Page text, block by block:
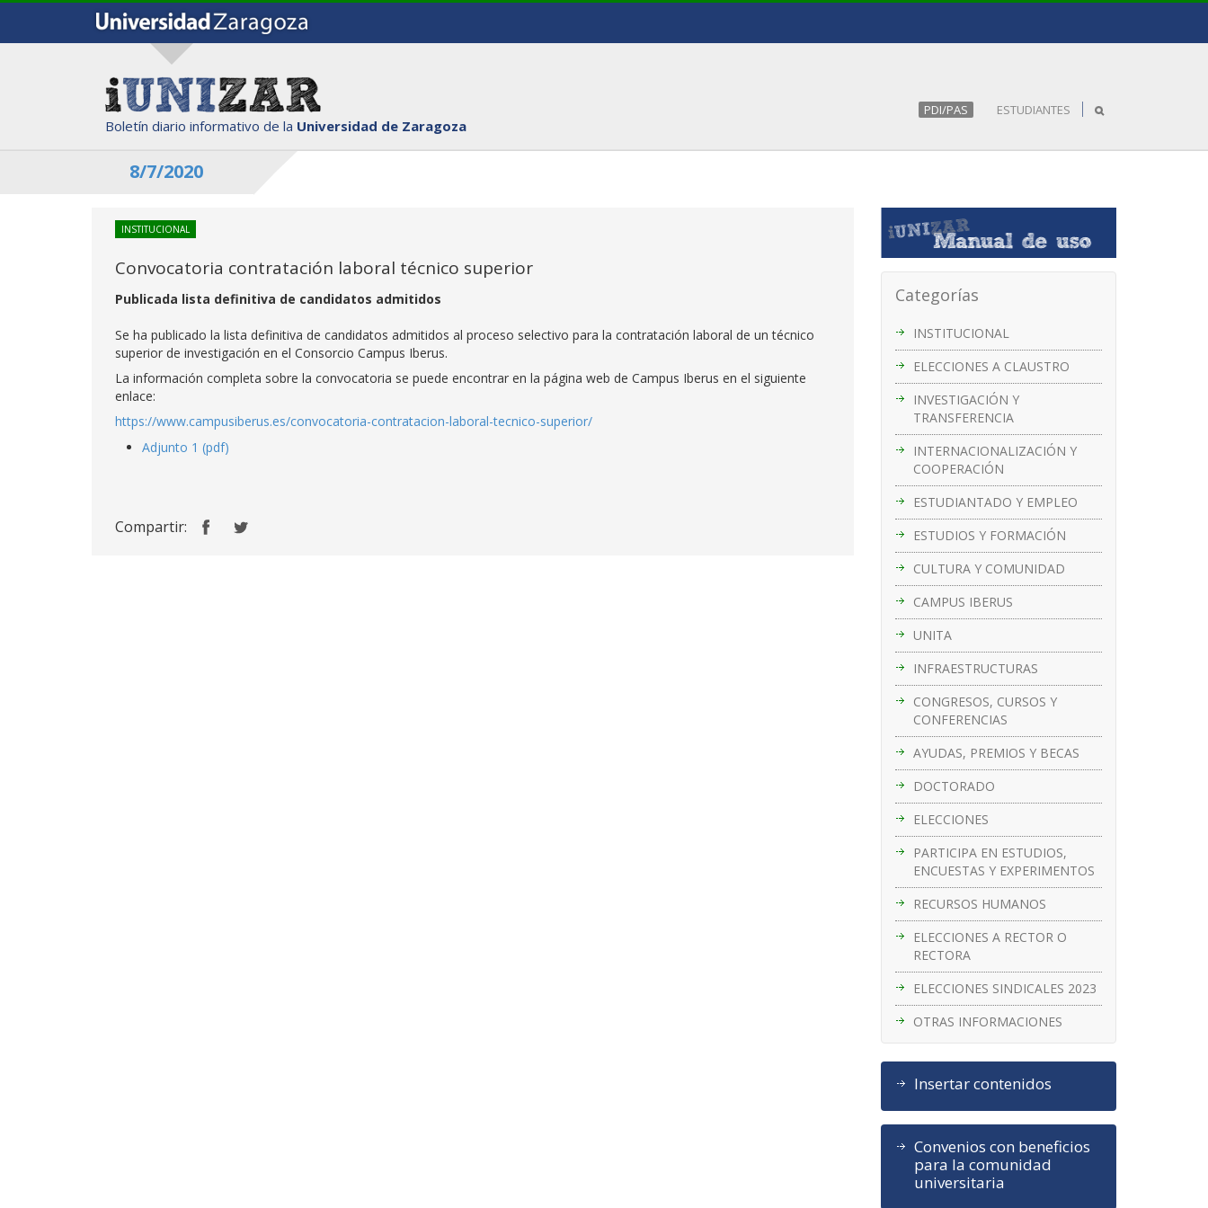
Boletín diario informativo de la Universidad de Zaragoza
PDI/PAS ESTUDIANTES
8/7/2020
Categorías
INSTITUCIONAL
ELECCIONES A CLAUSTRO
INVESTIGACIÓN Y
TRANSFERENCIA
INTERNACIONALIZACIÓN Y
COOPERACIÓN
ESTUDIANTADO Y EMPLEO
ESTUDIOS Y FORMACIÓN
CULTURA Y COMUNIDAD
CAMPUS IBERUS
UNITA
INFRAESTRUCTURAS
CONGRESOS, CURSOS Y
CONFERENCIAS
AYUDAS, PREMIOS Y BECAS
DOCTORADO
ELECCIONES
PARTICIPA EN ESTUDIOS,
ENCUESTAS Y EXPERIMENTOS
RECURSOS HUMANOS
ELECCIONES A RECTOR O
RECTORA
ELECCIONES SINDICALES 2023
OTRAS INFORMACIONES
Insertar contenidos
Convenios con beneficios
para la comunidad
universitaria
INSTITUCIONAL
Convocatoria contratación laboral técnico superior
Publicada lista definitiva de candidatos admitidos
Se ha publicado la lista definitiva de candidatos admitidos al proceso selectivo para la contratación laboral de un técnico
superior de investigación en el Consorcio Campus Iberus.
La información completa sobre la convocatoria se puede encontrar en la página web de Campus Iberus en el siguiente
enlace:
https://www.campusiberus.es/convocatoria-contratacion-laboral-tecnico-superior/
Adjunto 1 (pdf)
Compartir: